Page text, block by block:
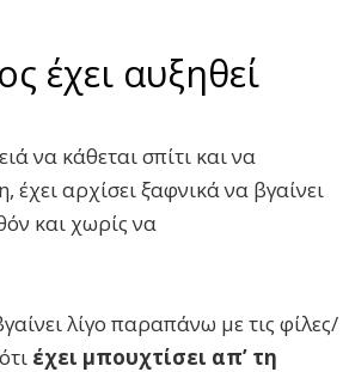
έχει αυξηθεί
να κάθεται σπίτι και να
αρχίσει ξαφνικά να βγαίνει
και χωρίς να
λίγο παραπάνω με τις φίλες/
έχει μπουχτίσει απ’ τη